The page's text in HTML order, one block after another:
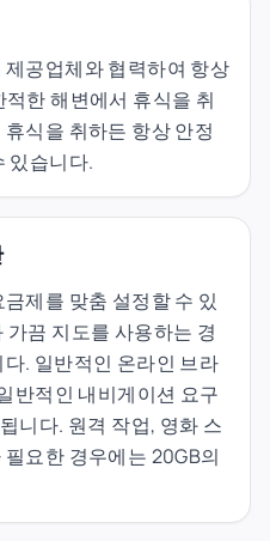
공업체와 협력하여 항상
한 해변에서 휴식을 취
식을 취하든 항상 안정
있습니다.
제를 맞춤 설정할 수 있
끔 지도를 사용하는 경
. 일반적인 온라인 브라
반적인 내비게이션 요구
니다. 원격 작업, 영화 스
요한 경우에는 20GB의